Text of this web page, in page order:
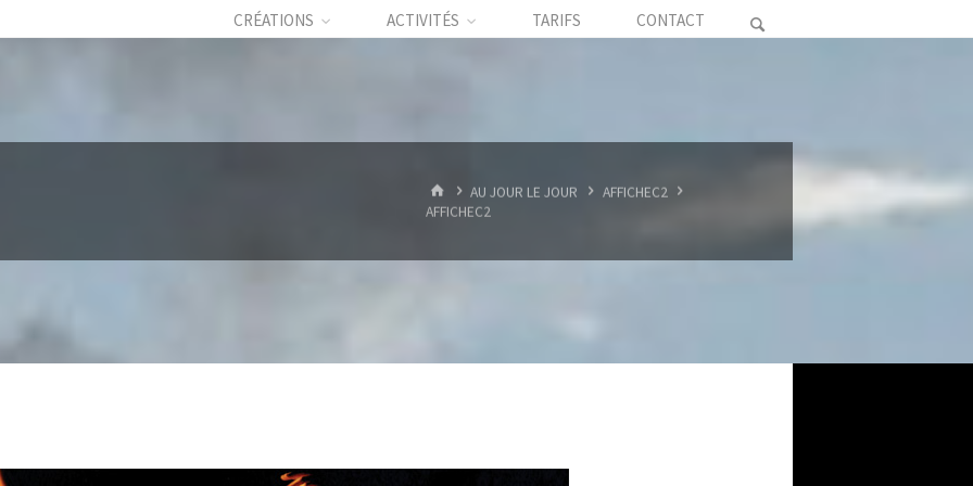
CRÉATIONS ACTIVITÉS TARIFS CONTACT
HOMEAU JOUR LE JOUR
AFFICHEC2
AFFICHEC2